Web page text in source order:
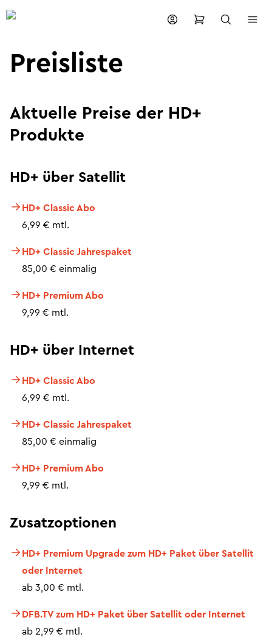
Preisliste
Aktuelle Preise der HD+
Produkte
HD+ über Satellit
HD+ Classic Abo
6,99 € mtl.
HD+ Classic Jahrespaket
85,00 € einmalig
HD+ Premium Abo
9,99 € mtl.
HD+ über Internet
HD+ Classic Abo
6,99 € mtl.
HD+ Classic Jahrespaket
85,00 € einmalig
HD+ Premium Abo
9,99 € mtl.
Zusatzoptionen
HD+ Premium Upgrade zum HD+ Paket über Satellit
oder Internet
ab 3,00 € mtl.
DFB.TV zum HD+ Paket über Satellit oder Internet
ab 2,99 € mtl.